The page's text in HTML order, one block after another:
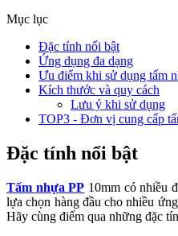
Mục lục
Đặc tính nổi bật
Ứng dụng đa dạng
Ưu điểm khi sử dụng tấm
Kích thước và quy cách
Lưu ý khi sử dụng
TOP3 - Đơn vị cung cấp
Đặc tính nổi bật
Tấm nhựa PP 10mm có nhiều
lựa chọn hàng đầu cho nhiều
Hãy cùng điểm qua những đặc